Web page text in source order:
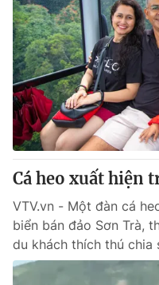
Cá heo xuất hiện
VTV.vn - Một đàn cá
biển bán đảo Sơn Trà,
du khách thích thú chia